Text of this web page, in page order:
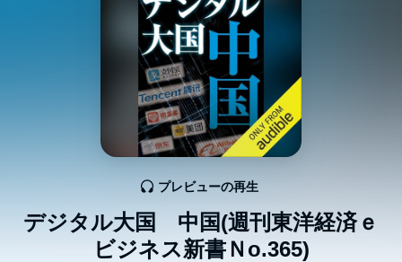
デジタル大国 中国(週刊東洋経済ｅ
ビジネス新書Ｎo.365)
プレビューの再生